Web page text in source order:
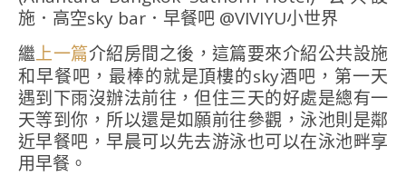
繼 上一篇介紹房間之後，這篇要來介紹公共設施
和早餐吧，最棒的就是頂樓的sky酒吧，第一天
遇到下雨沒辦法前往，但住三天的好處是總有一
天等到你，所以還是如願前往參觀，泳池則是鄰
近早餐吧，早晨可以先去游泳也可以在泳池畔享
用早餐。